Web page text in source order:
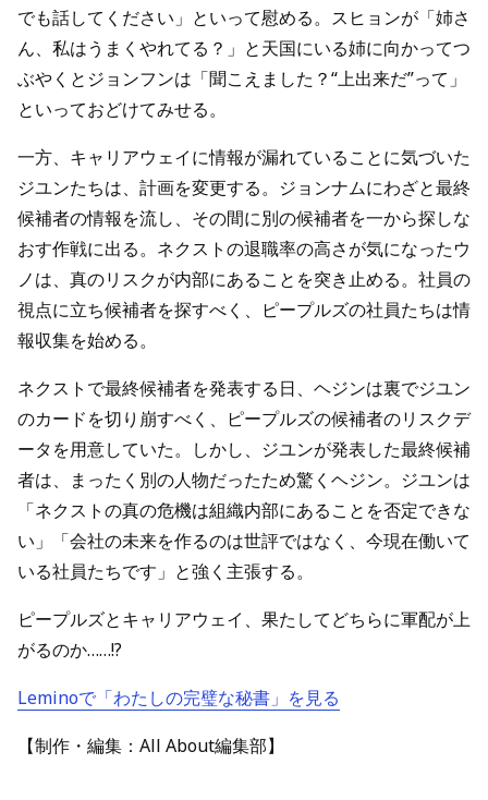
でも話してください」といって慰める。スヒョンが「姉さ
ん、私はうまくやれてる？」と天国にいる姉に向かってつ
ぶやくとジョンフンは「聞こえました？“上出来だ”って」
といっておどけてみせる。
一方、キャリアウェイに情報が漏れていることに気づいた
ジユンたちは、計画を変更する。ジョンナムにわざと最終
候補者の情報を流し、その間に別の候補者を一から探しな
おす作戦に出る。ネクストの退職率の高さが気になったウ
ノは、真のリスクが内部にあることを突き止める。社員の
視点に立ち候補者を探すべく、ピープルズの社員たちは情
報収集を始める。
ネクストで最終候補者を発表する日、ヘジンは裏でジユン
のカードを切り崩すべく、ピープルズの候補者のリスクデ
ータを用意していた。しかし、ジユンが発表した最終候補
者は、まったく別の人物だったため驚くヘジン。ジユンは
「ネクストの真の危機は組織内部にあることを否定できな
い」「会社の未来を作るのは世評ではなく、今現在働いて
いる社員たちです」と強く主張する。
ピープルズとキャリアウェイ、果たしてどちらに軍配が上
がるのか……!?
Leminoで「わたしの完璧な秘書」を見る
【制作・編集：All About編集部】